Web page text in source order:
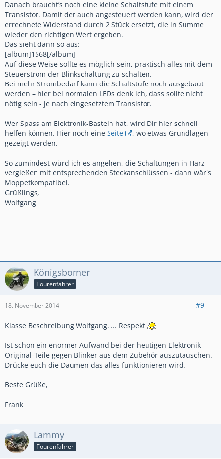
Danach braucht’s noch eine kleine Schaltstufe mit einem
Transistor. Damit der auch angesteuert werden kann, wird der
errechnete Widerstand durch 2 Stück ersetzt, die in Summe
wieder den richtigen Wert ergeben.
Das sieht dann so aus:
[album]1568[/album]
Auf diese Weise sollte es möglich sein, praktisch alles mit dem
Steuerstrom der Blinkschaltung zu schalten.
Bei mehr Strombedarf kann die Schaltstufe noch ausgebaut
werden – hier bei normalen LEDs denk ich, dass sollte nicht
nötig sein - je nach eingesetztem Transistor.
Wer Spass am Elektronik-Basteln hat, wird Dir hier schnell
helfen können. Hier noch eine Seite
, wo etwas Grundlagen
gezeigt werden.
So zumindest würd ich es angehen, die Schaltungen in Harz
vergießen mit entsprechenden Steckanschlüssen - dann wär's
Moppetkompatibel.
Grüßlings,
Wolfgang
Königsborner
Tourenfahrer
18. November 2014 #9
Klasse Beschreibung Wolfgang..... Respekt
Ist schon ein enormer Aufwand bei der heutigen Elektronik
Original-Teile gegen Blinker aus dem Zubehör auszutauschen.
Drücke euch die Daumen das alles funktionieren wird.
Beste Grüße,
Frank
Lammy
Tourenfahrer